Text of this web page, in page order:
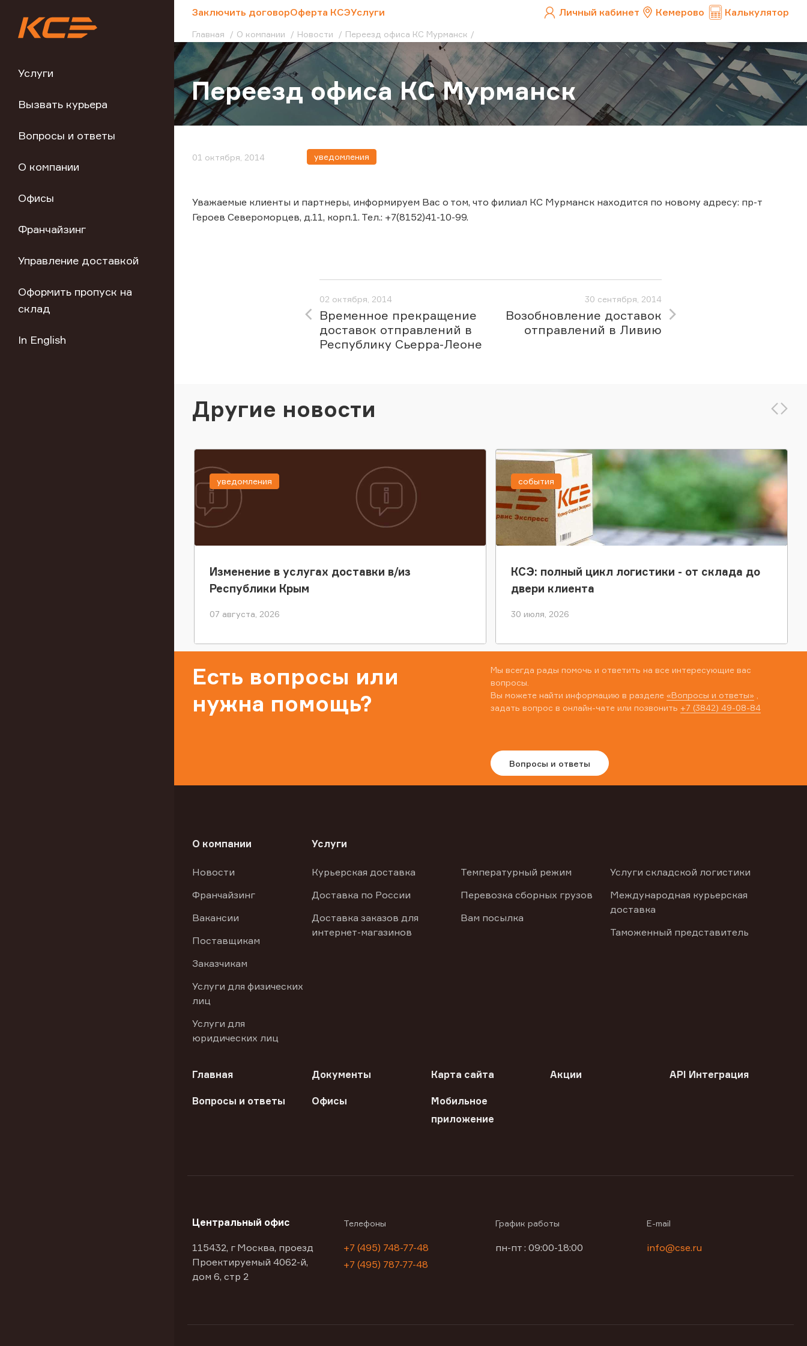
Услуги
Вызвать курьера
Вопросы и ответы
О компании
Офисы
Франчайзинг
Управление доставкой
Оформить пропуск на
склад
In English
Заключить договорОферта КСЭУслуги Личный кабинет Кемерово Калькулятор
Главная О компании Новости Переезд офиса КС Мурманск
Переезд офиса КС Мурманск
01 октября, 2014 уведомления
Уважаемые клиенты и партнеры, информируем Вас о том, что филиал КС Мурманск находится по новому адресу: пр-т
Героев Североморцев, д.11, корп.1. Тел.: +7(8152)41-10-99.
02 октября, 2014
Временное прекращение
доставок отправлений в
Республику Сьерра-Леоне
30 сентября, 2014
Возобновление доставок
отправлений в Ливию
Другие новости
Изменение в услугах доставки в/из
Республики Крым
07 августа, 2026
уведомления
КСЭ: полный цикл логистики - от склада до
двери клиента
30 июля, 2026
события
Есть вопросы или
нужна помощь?
Мы всегда рады помочь и ответить на все интересующие вас
вопросы.
Вы можете найти информацию в разделе «Вопросы и ответы»
задать вопрос в онлайн-чате или позвонить +7 (3842) 49-08-84
Вопросы и ответы
О компании
Новости
Франчайзинг
Вакансии
Поставщикам
Заказчикам
Услуги для физических
лиц
Услуги для
юридических лиц
Услуги
Курьерская доставка
Доставка по России
Доставка заказов для
интернет-магазинов
Температурный режим
Перевозка сборных грузов
Вам посылка
Услуги складской логистики
Международная курьерская
доставка
Таможенный представитель
Главная Документы Карта сайта Акции API Интеграция
Вопросы и ответы Офисы
Мобильное
приложение
Центральный офис
115432, г Москва, проезд
Проектируемый 4062-й,
дом 6, стр 2
Телефоны
+7 (495) 748-77-48
+7 (495) 787-77-48
График работы
пн-пт : 09:00-18:00
E-mail
info@cse.ru